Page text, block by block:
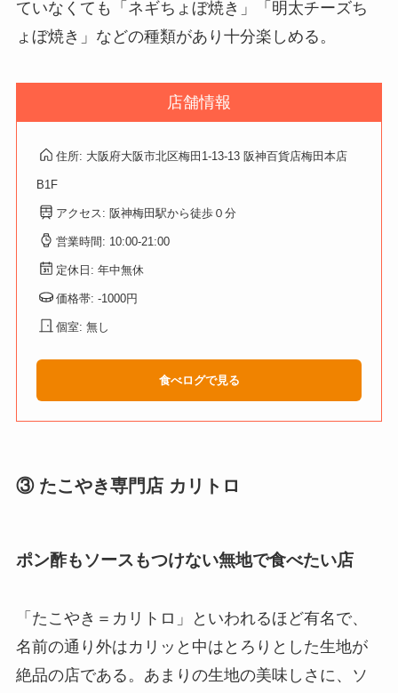
ていなくても「ネギちょぼ焼き」「明太チーズち
ょぼ焼き」などの種類があり十分楽しめる。
店舗情報
住所: 大阪府大阪市北区梅田1-13-13 阪神百貨店梅田本店
B1F
アクセス: 阪神梅田駅から徒歩０分
営業時間: 10:00-21:00
定休日: 年中無休
価格帯: -1000円
個室: 無し
食べログで見る
③ たこやき専門店 カリトロ
ポン酢もソースもつけない無地で食べたい店
「たこやき＝カリトロ」といわれるほど有名で、
名前の通り外はカリッと中はとろりとした生地が
絶品の店である。あまりの生地の美味しさに、ソ